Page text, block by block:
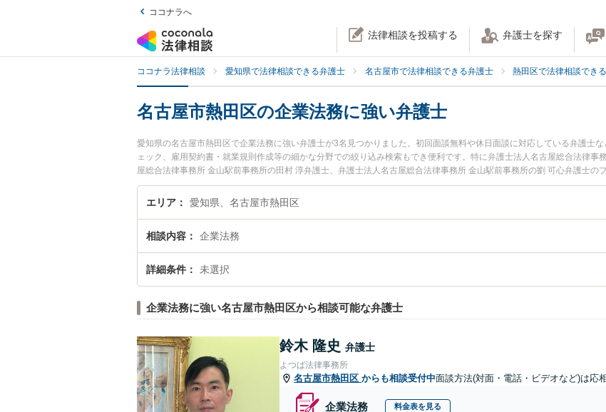
ココナラへ
法律相談を投稿する 弁護士を探す
ココナラ法律相談 愛知県で法律相談できる弁護士 名古屋市で法律相談できる弁護士 熱田区で法律相談でき
名古屋市熱田区の企業法務に強い弁護士
愛知県の名古屋市熱田区で企業法務に強い弁護士が3名見つかりました。初回面談無料や休日面談に対応している弁護士
ェック、雇用契約書・就業規則作成等の細かな分野での絞り込み検索もでき便利です。特に弁護士法人名古屋総合法律事
屋総合法律事務所 金山駅前事務所の田村 淳弁護士、弁護士法人名古屋総合法律事務所 金山駅前事務所の劉 可心弁護士の
ます。『名古屋市熱田区で土日や夜間に発生した企業法務のトラブルを今すぐに弁護士に相談したい』『企業法務のトラ
相談無料で企業法務を法律相談できる名古屋市熱田区内の弁護士に相談予約したい』などでお困りの相談者さんにおすすめ
エリア 愛知県、名古屋市熱田区
相談内容 企業法務
詳細条件 未選択
企業法務に強い名古屋市熱田区から相談可能な弁護士
鈴木 隆史 弁護士
よつば法律事務所
名古屋市熱田区 からも相談受付中面談方法(対面・電話・ビデオなど)は応
企業法務 料金表を見る